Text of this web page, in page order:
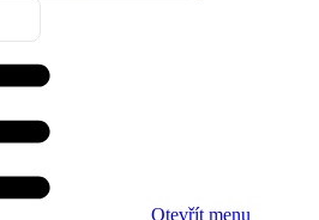
Otevřít menu